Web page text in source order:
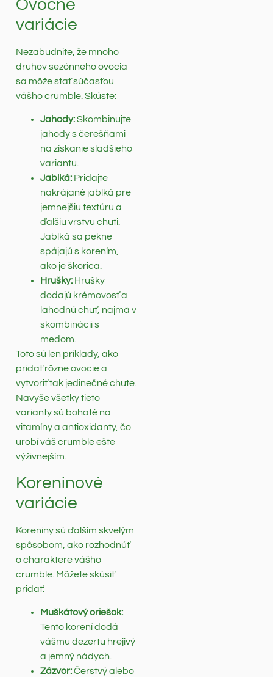
Ovocné
variácie
Nezabudnite, že mnoho
druhov sezónneho ovocia
sa môže stať súčasťou
vášho crumble. Skúste:
Jahody:Skombinujte
jahody s čerešňami
na získanie sladšieho
variantu.
Jablká: Pridajte
nakrájané jablká pre
jemnejšiu textúru a
ďalšiu vrstvu chuti.
Jablká sa pekne
spájajú s korením,
ako je škorica.
Hrušky: Hrušky
dodajú krémovosť a
lahodnú chuť, najmä v
skombinácii s
medom.
Toto sú len príklady, ako
pridať rôzne ovocie a
vytvoriť tak jedinečné chute.
Navyše všetky tieto
varianty sú bohaté na
vitamíny a antioxidanty, čo
urobí váš crumble ešte
výživnejším.
Koreninové
variácie
Koreniny sú ďalším skvelým
spôsobom, ako rozhodnúť
o charaktere vášho
crumble. Môžete skúsiť
pridať:
Muškátový oriešok:
Tento korení dodá
vášmu dezertu hrejivý
a jemný nádych.
Zázvor:Čerstvý alebo